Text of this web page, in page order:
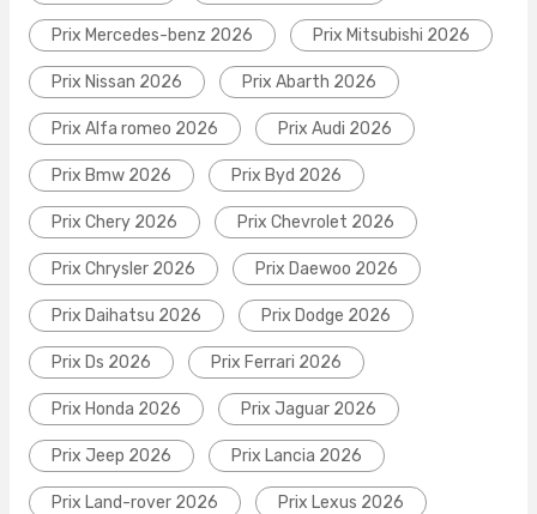
Prix Mercedes-benz 2026 Prix Mitsubishi 2026
Prix Nissan 2026 Prix Abarth 2026
Prix Alfa romeo 2026 Prix Audi 2026
Prix Bmw 2026 Prix Byd 2026
Prix Chery 2026 Prix Chevrolet 2026
Prix Chrysler 2026 Prix Daewoo 2026
Prix Daihatsu 2026 Prix Dodge 2026
Prix Ds 2026 Prix Ferrari 2026
Prix Honda 2026 Prix Jaguar 2026
Prix Jeep 2026 Prix Lancia 2026
Prix Land-rover 2026 Prix Lexus 2026